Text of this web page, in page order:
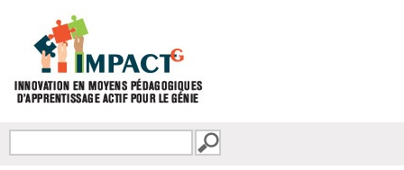
FORMULAIRE DE